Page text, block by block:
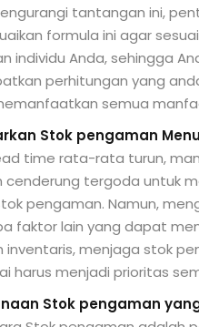
tantangan ini,
formula ini agar
individu Anda, sehingga
perhitungan yang
semua
Stok pengaman
time rata-rata turun,
cenderung tergoda untuk
pengaman. Namun,
faktor lain yang dapat
inventaris, menjaga stok
harus menjadi prioritas
Stok pengaman